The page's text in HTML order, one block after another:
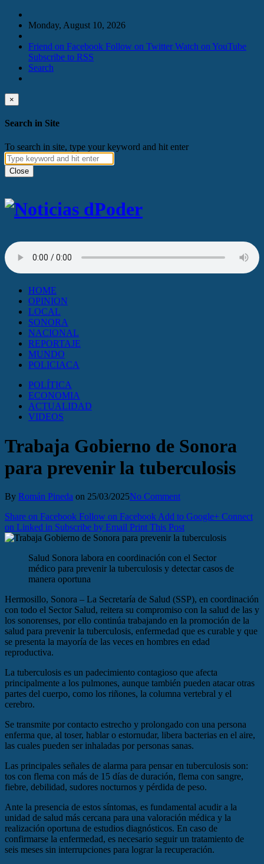
Monday, August 10, 2026
Friend on Facebook Follow on Twitter Watch on YouTube
Subscribe to RSS
Search
×
Search in Site
To search in site, type your keyword and hit enter
Close
HOME
OPINION
LOCAL
SONORA
NACIONAL
REPORTAJE
MUNDO
POLICIACA
POLÍTICA
ECONOMIA
ACTUALIDAD
VIDEOS
Trabaja Gobierno de Sonora
para prevenir la tuberculosis
By Román Pineda on 25/03/2025No Comment
Share on Facebook Follow on Facebook Add to Google+ Connect
on Linked in Subscribe by Email Print This Post
Salud Sonora labora en coordinación con el Sector
médico para prevenir la tuberculosis y detectar casos de
manera oportuna
Hermosillo, Sonora – La Secretaría de Salud (SSP), en coordinación
con todo el Sector Salud, reitera su compromiso con la salud de las y
los sonorenses, por ello continúa trabajando en la promoción de la
salud para prevenir la tuberculosis, enfermedad que es curable y que
se presenta la mayoría de las veces en hombres en edad
reproductiva.
La tuberculosis es un padecimiento contagioso que afecta
principalmente a los pulmones, aunque también pueden atacar otras
partes del cuerpo, como los riñones, la columna vertebral y el
cerebro.
Se transmite por contacto estrecho y prolongado con una persona
enferma que, al toser, hablar o estornudar, libera bacterias en el aire,
las cuales pueden ser inhaladas por personas sanas.
Las principales señales de alarma para pensar en tuberculosis son:
tos con flema con más de 15 días de duración, flema con sangre,
fiebre, debilidad, sudores nocturnos y pérdida de peso.
Ante la presencia de estos síntomas, es fundamental acudir a la
unidad de salud más cercana para una valoración médica y la
realización oportuna de estudios diagnósticos. En caso de
confirmarse la enfermedad, es necesario seguir un tratamiento de
seis meses sin interrupciones para lograr la recuperación.